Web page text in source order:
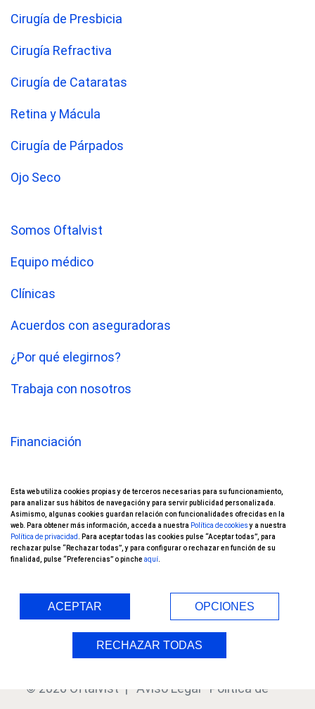
Cirugía de Presbicia
Cirugía Refractiva
Cirugía de Cataratas
Retina y Mácula
Cirugía de Párpados
Ojo Seco
Somos Oftalvist
Equipo médico
Clínicas
Acuerdos con aseguradoras
¿Por qué elegirnos?
Trabaja con nosotros
Financiación
Nuestros pacientes opinan
Ensayos Clínicos
© 2026 Oftalvist |Aviso Legal Política de
Esta web utiliza cookies propias y de terceros necesarias para su funcionamiento,
para analizar sus hábitos de navegación y para servir publicidad personalizada.
Asimismo, algunas cookies guardan relación con funcionalidades ofrecidas en la
web. Para obtener más información, acceda a nuestra Política de cookiesy a nuestra
Política de privacidad
. Para aceptar todas las cookies pulse “Aceptar todas”, para
rechazar pulse “Rechazar todas”, y para configurar o rechazar en función de su
finalidad, pulse “Preferencias” o pinche aquí
ACEPTAR OPCIONES
RECHAZAR TODAS